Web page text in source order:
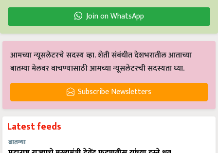
Join on WhatsApp
आमच्या न्यूसलेटरचे सदस्य व्हा. शेती संबंधीत देशभरातील आताच्या
बातम्या मेलवर वाचण्यासाठी आमच्या न्यूसलेटरची सदस्यता घ्या.
Subscribe Newsletters
Latest feeds
बातम्या